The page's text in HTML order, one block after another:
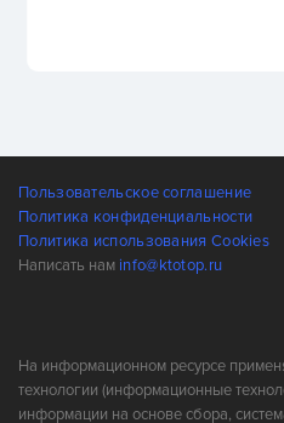
Пользовательское соглашение
Политика конфиденциальности
Политика использования Cookies
Написать нам info@ktotop.ru
На информационном ресурсе
технологии (информационные
информации на основе сбора,